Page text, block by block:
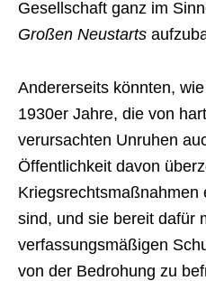
Gesellschaft ganz im
Großen Neustarts
Andererseits könnten,
1930er Jahre, die von
verursachten Unruhen
Öffentlichkeit davon
Kriegsrechtsmaßnahmen
sind, und sie bereit dafür
verfassungsmäßigen
von der Bedrohung zu